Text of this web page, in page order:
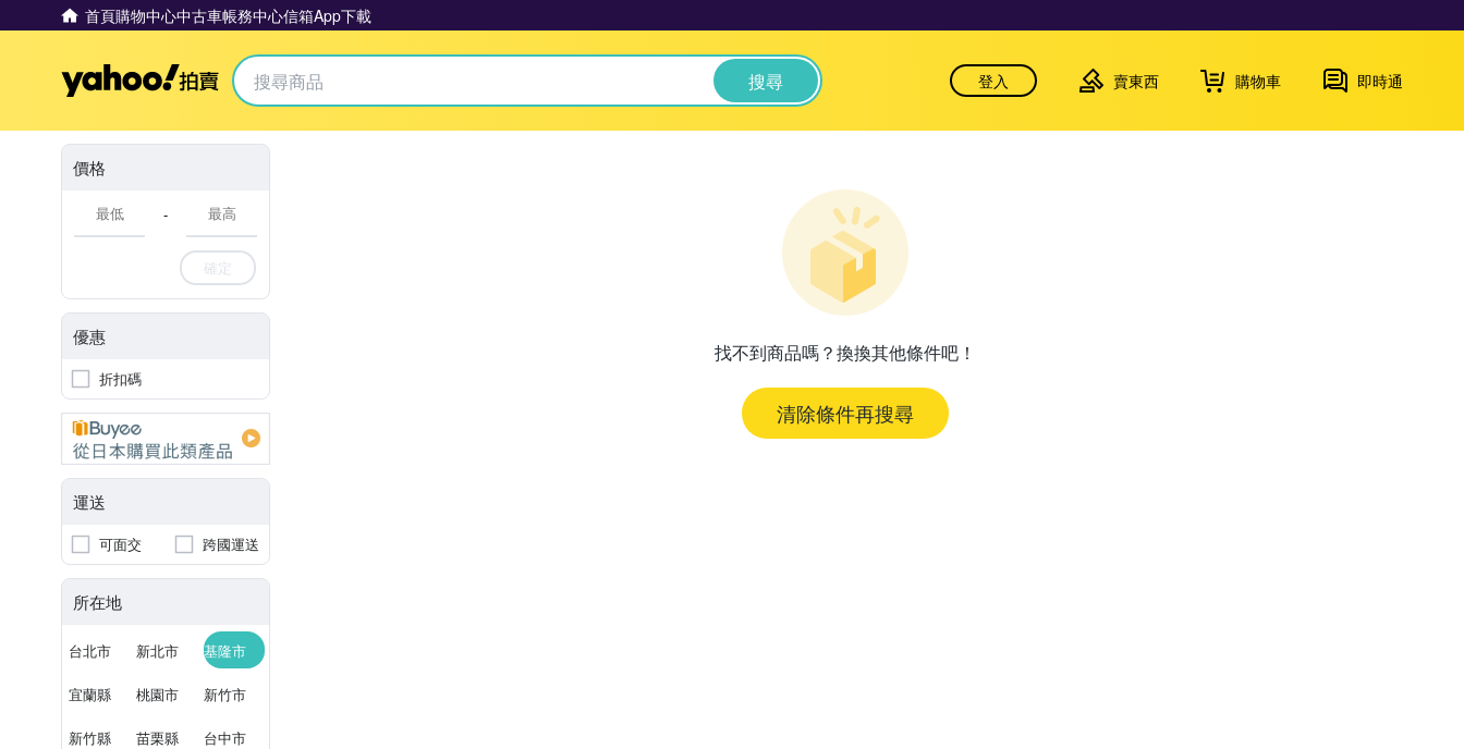
首頁購物中心中古車帳務中心信箱App下載
Yahoo拍賣 搜尋 登入 賣東西 購物車 即時通
價格
-
確定
優惠
折扣碼
運送
可面交 跨國運送
所在地
台北市 新北市 基隆市
宜蘭縣 桃園市 新竹市
新竹縣 苗栗縣 台中市
找不到商品嗎？換換其他條件吧！
清除條件再搜尋